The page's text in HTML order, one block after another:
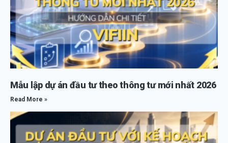
Mẫu lập dự án đầu tư theo thông tư mới nhất 2026
Read More »